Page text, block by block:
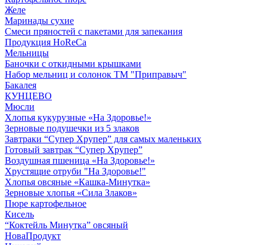
Желе
Маринады сухие
Смеси пряностей с пакетами для запекания
Продукция HoReCa
Мельницы
Баночки с откидными крышками
Набор мельниц и солонок ТМ "Приправыч"
Бакалея
КУНЦЕВО
Мюсли
Хлопья кукурузные «На Здоровье!»
Зерновые подушечки из 5 злаков
Завтраки “Супер Хрупер” для самых маленьких
Готовый завтрак “Супер Хрупер”
Воздушная пшеница «На Здоровье!»
Хрустящие отруби "На Здоровье!"
Хлопья овсяные «Кашка-Минутка»
Зерновые хлопья «Сила Злаков»
Пюре картофельное
Кисель
“Коктейль Минутка” овсяный
НоваПродукт